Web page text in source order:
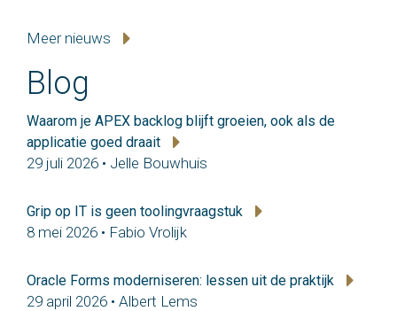
Meer nieuws
Blog
Waarom je APEX backlog blijft groeien, ook als de
applicatie goed draait
29 juli 2026 • Jelle Bouwhuis
Grip op IT is geen toolingvraagstuk
8 mei 2026 • Fabio Vrolijk
Oracle Forms moderniseren: lessen uit de praktijk
29 april 2026 • Albert Lems